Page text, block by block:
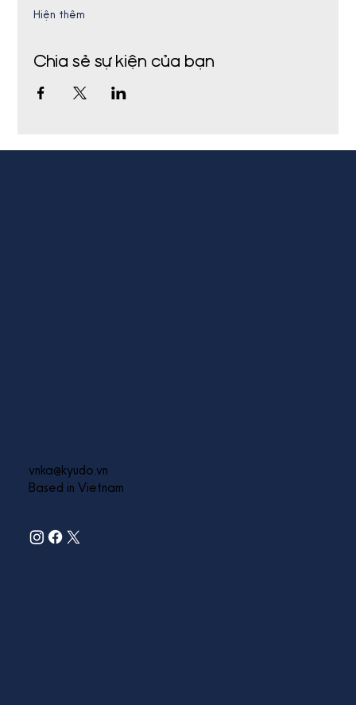
Hiện thêm
Chia sẻ sự kiện của bạn
vnka@kyudo.vn
Based in Vietnam